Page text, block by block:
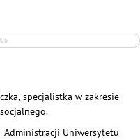
specjalistka w zakresie
Administracji Uniwersytetu